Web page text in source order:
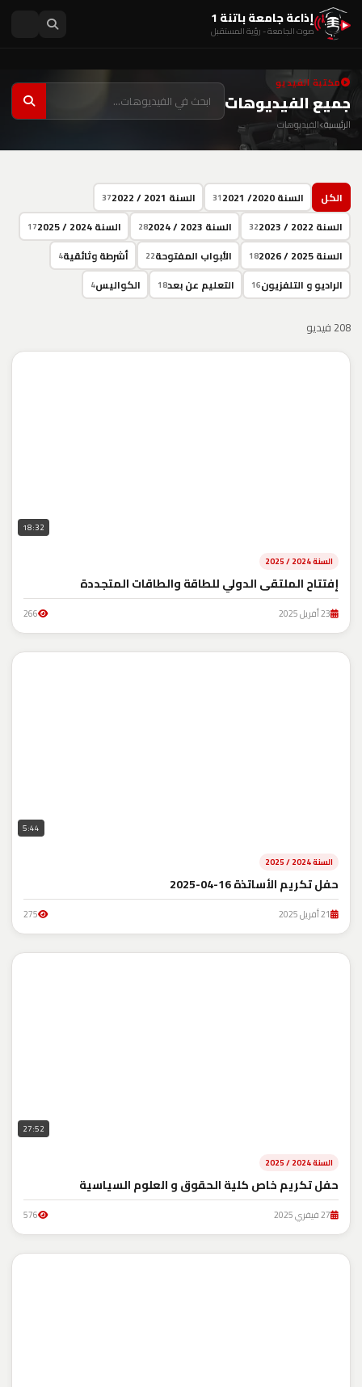
إذاعة جامعة باتنة 1
صوت الجامعة - رؤية المستقبل
مكتبة الفيديو
جميع الفيديوهات
الرئيسية الفيديوهات
الكل السنة 2020/ 2021 31 السنة 2021 / 2022 37
السنة 2022 / 2023 32 السنة 2023 / 2024 28 السنة 2024 / 2025 17
السنة 2025 / 2026 18 الأبواب المفتوحة22 أشرطة وثائقية4
الراديو و التلفزيون16 التعليم عن بعد18 الكواليس4
208 فيديو
18:32
السنة 2024 / 2025
إفتتاح الملتقى الدولي للطاقة والطاقات المتجددة
23 أفريل 2025 266
5:44
السنة 2024 / 2025
حفل تكريم الأساتذة 16-04-2025
21 أفريل 2025 275
27:52
السنة 2024 / 2025
حفل تكريم خاص كلية الحقوق و العلوم السياسية
27 فيفري 2025 576